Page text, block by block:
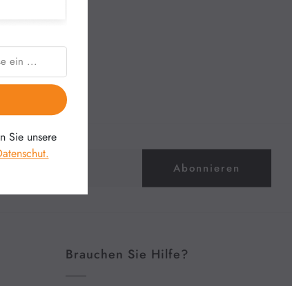
Abonnieren
Brauchen Sie Hilfe?
Sie unsere